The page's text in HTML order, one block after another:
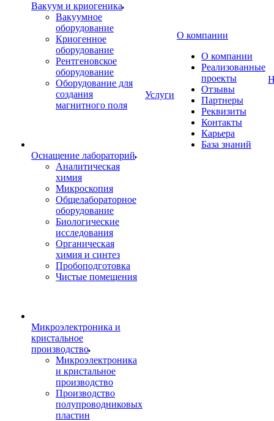
Вакуум и криогеника
Вакуумное
оборудование
Криогенное
оборудование
Рентгеновское
оборудование
Оборудование для
создания
магнитного поля
Оснащение лабораторий
Аналитическая
химия
Микроскопия
Общелабораторное
оборудование
Биологические
исследования
Органическая
химия и синтез
Пробоподготовка
Чистые помещения
Микроэлектроника и
кристальное
производство
Микроэлектроника
и кристальное
производство
Производство
полупроводниковых
пластин
Услуги
О компании
О компании
Реализованные
проекты
Отзывы
Партнеры
Реквизиты
Контакты
Карьера
База знаний